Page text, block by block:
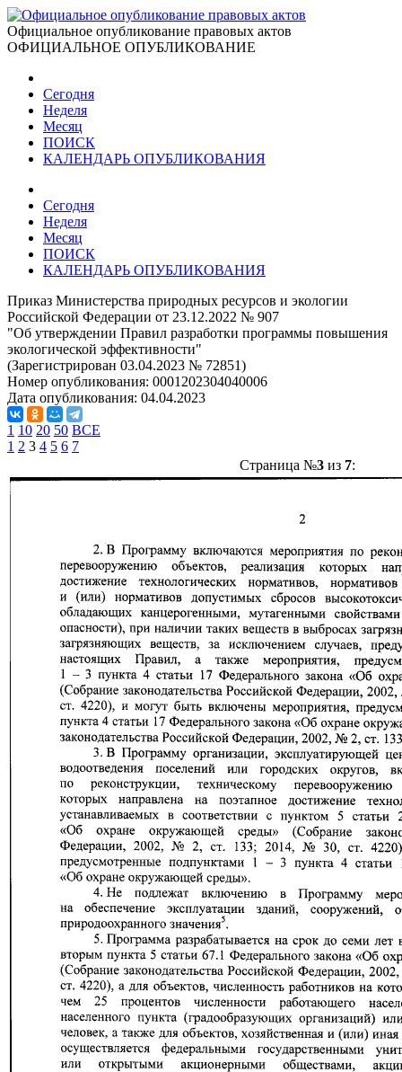
Официальное опубликование правовых актов
ОФИЦИАЛЬНОЕ ОПУБЛИКОВАНИЕ
Сегодня
Неделя
Месяц
ПОИСК
КАЛЕНДАРЬ ОПУБЛИКОВАНИЯ
Сегодня
Неделя
Месяц
ПОИСК
КАЛЕНДАРЬ ОПУБЛИКОВАНИЯ
Приказ Министерства природных ресурсов и экологии
Российской Федерации от 23.12.2022 № 907
"Об утверждении Правил разработки программы повышения
экологической эффективности"
(Зарегистрирован 03.04.2023 № 72851)
Номер опубликования: 0001202304040006
Дата опубликования: 04.04.2023
1 10 20 50 ВСЕ
1 2 3 4 5 6 7
Страница №3из 7: